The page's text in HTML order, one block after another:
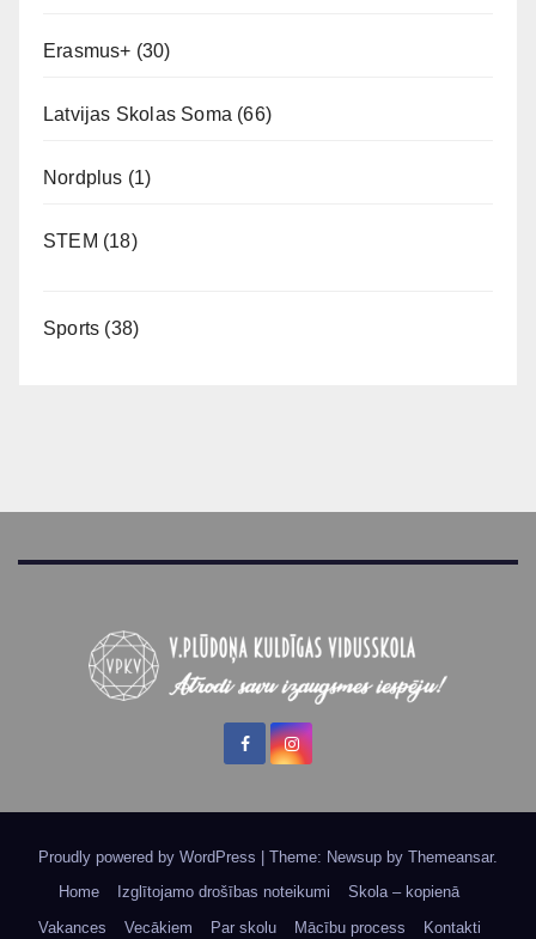
Erasmus+ (30)
Latvijas Skolas Soma (66)
Nordplus (1)
STEM (18)
Sports (38)
Proudly powered by WordPress Theme: Newsup by Themeansar.
Home
Izglītojamo drošības noteikumi
Skola – kopienā
Vakances
Vecākiem Par skolu Mācību process Kontakti